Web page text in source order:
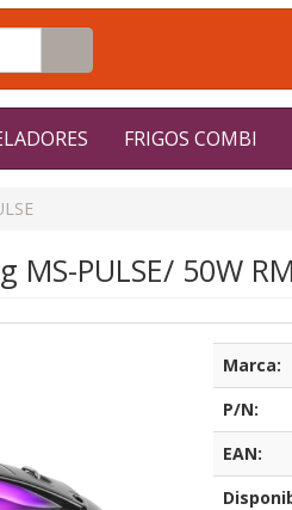
FRIGOS COMBI
PULSE/ 50W
Marca:
P/N:
EAN: